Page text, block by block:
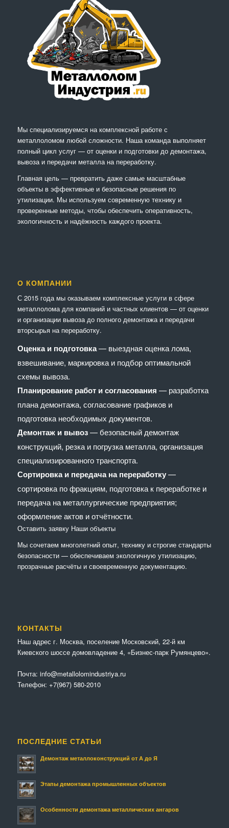
Мы специализируемся на комплексной работе с
металлоломом любой сложности. Наша команда выполняет
полный цикл услуг — от оценки и подготовки до демонтажа,
вывоза и передачи металла на переработку.
Главная цель — превратить даже самые масштабные
объекты в эффективные и безопасные решения по
утилизации. Мы используем современную технику и
проверенные методы, чтобы обеспечить оперативность,
экологичность и надёжность каждого проекта.
О КОМПАНИИ
С 2015 года мы оказываем комплексные услуги в сфере
металлолома для компаний и частных клиентов — от оценки
и организации вывоза до полного демонтажа и передачи
вторсырья на переработку.
Оценка и подготовка— выездная оценка лома,
взвешивание, маркировка и подбор оптимальной
схемы вывоза.
Планирование работ и согласования — разработка
плана демонтажа, согласование графиков и
подготовка необходимых документов.
Демонтаж и вывоз— безопасный демонтаж
конструкций, резка и погрузка металла, организация
специализированного транспорта.
Сортировка и передача на переработку—
сортировка по фракциям, подготовка к переработке и
передача на металлургические предприятия;
оформление актов и отчётности.
Оставить заявку Наши объекты
Мы сочетaем многолетний опыт, технику и строгие стандарты
безопасности — обеспечиваем экологичную утилизацию,
прозрачные расчёты и своевременную документацию.
КОНТАКТЫ
Наш адрес г. Москва, поселение Московский, 22-й км
Киевского шоссе домовладение 4, «Бизнес-парк Румянцево».
Почта: info@metallolomindustriya.ru
Телефон: +7(967) 580-2010
ПОСЛЕДНИЕ СТАТЬИ
Демонтаж металлоконструкций от А до Я
Этапы демонтажа промышленных объектов
Особенности демонтажа металлических ангаров